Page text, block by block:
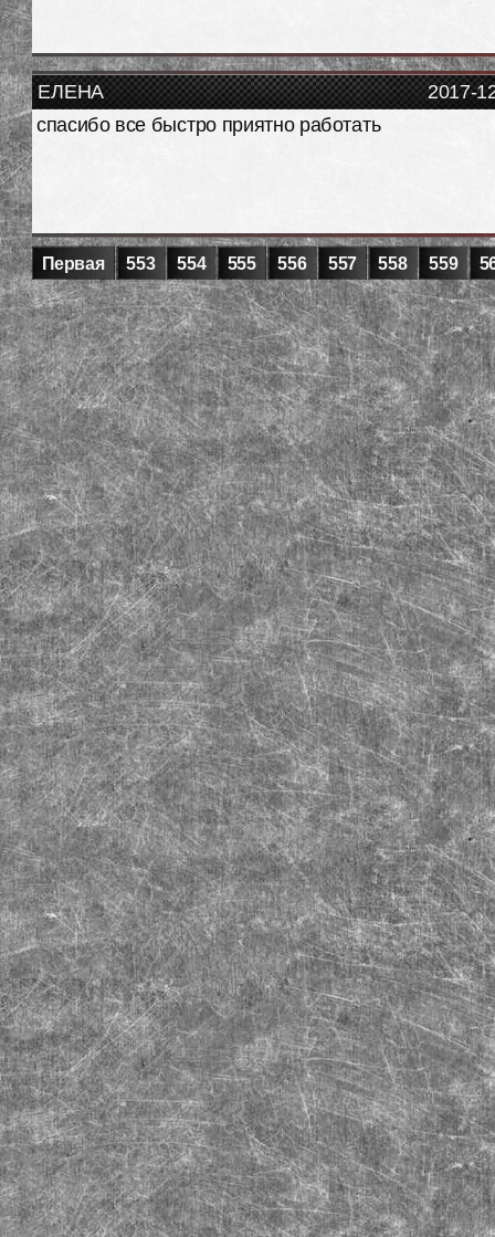
2017-
ЕЛЕНА
спасибо все быстро приятно работать
Первая 553 554 555 556 557 558 559